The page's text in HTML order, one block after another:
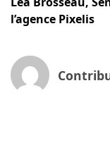
l’agence Pixelis